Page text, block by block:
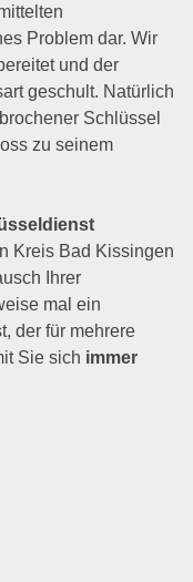
Problem dar. Wir
und der
geschult. Natürlich
Schlüssel
zu seinem
Kreis Bad Kissingen
Ihrer
mal ein
der für mehrere
Sie sich immer